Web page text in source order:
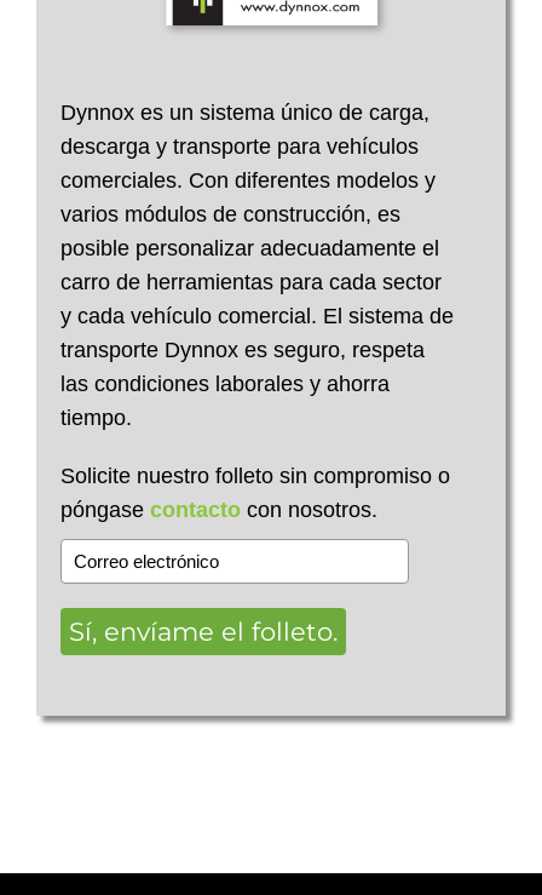
Dynnox es un sistema único de carga,
descarga y transporte para vehículos
comerciales. Con diferentes modelos y
varios módulos de construcción, es
posible personalizar adecuadamente el
carro de herramientas para cada sector
y cada vehículo comercial. El sistema de
transporte Dynnox es seguro, respeta
las condiciones laborales y ahorra
tiempo.
Solicite nuestro folleto sin compromiso o
póngase contactocon nosotros.
Sí, envíame el folleto.